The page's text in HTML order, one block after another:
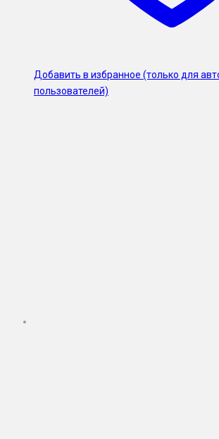
Добавить в избранное (только для
пользователей)